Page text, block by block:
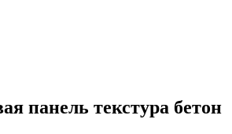
панель текстура бетон